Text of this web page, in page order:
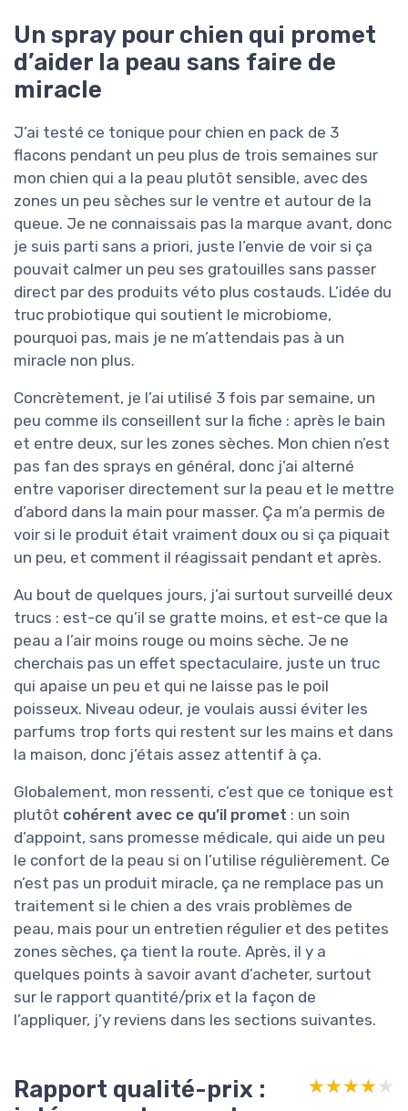
Un spray pour chien qui promet
d’aider la peau sans faire de
miracle
J’ai testé ce tonique pour chien en pack de 3
flacons pendant un peu plus de trois semaines sur
mon chien qui a la peau plutôt sensible, avec des
zones un peu sèches sur le ventre et autour de la
queue. Je ne connaissais pas la marque avant, donc
je suis parti sans a priori, juste l’envie de voir si ça
pouvait calmer un peu ses gratouilles sans passer
direct par des produits véto plus costauds. L’idée du
truc probiotique qui soutient le microbiome,
pourquoi pas, mais je ne m’attendais pas à un
miracle non plus.
Concrètement, je l’ai utilisé 3 fois par semaine, un
peu comme ils conseillent sur la fiche : après le bain
et entre deux, sur les zones sèches. Mon chien n’est
pas fan des sprays en général, donc j’ai alterné
entre vaporiser directement sur la peau et le mettre
d’abord dans la main pour masser. Ça m’a permis de
voir si le produit était vraiment doux ou si ça piquait
un peu, et comment il réagissait pendant et après.
Au bout de quelques jours, j’ai surtout surveillé deux
trucs : est-ce qu’il se gratte moins, et est-ce que la
peau a l’air moins rouge ou moins sèche. Je ne
cherchais pas un effet spectaculaire, juste un truc
qui apaise un peu et qui ne laisse pas le poil
poisseux. Niveau odeur, je voulais aussi éviter les
parfums trop forts qui restent sur les mains et dans
la maison, donc j’étais assez attentif à ça.
Globalement, mon ressenti, c’est que ce tonique est
plutôt cohérent avec ce qu’il promet : un soin
d’appoint, sans promesse médicale, qui aide un peu
le confort de la peau si on l’utilise régulièrement. Ce
n’est pas un produit miracle, ça ne remplace pas un
traitement si le chien a des vrais problèmes de
peau, mais pour un entretien régulier et des petites
zones sèches, ça tient la route. Après, il y a
quelques points à savoir avant d’acheter, surtout
sur le rapport quantité/prix et la façon de
l’appliquer, j’y reviens dans les sections suivantes.
Rapport qualité-prix :
★★★★★
★★★★★